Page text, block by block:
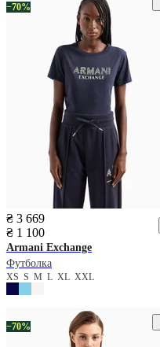
−70%
₴ 3 669
₴ 1 100
Armani Exchange
Футболка
XS S M L XL XXL
−70%